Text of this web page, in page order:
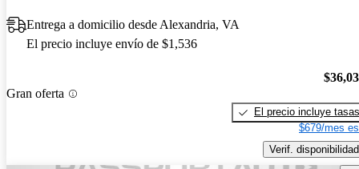
Entrega a domicilio desde Alexandria, VA
El precio incluye envío de $1,536
Gran oferta
El precio incluye tasas
$679/mes
Verif. disponibilidad